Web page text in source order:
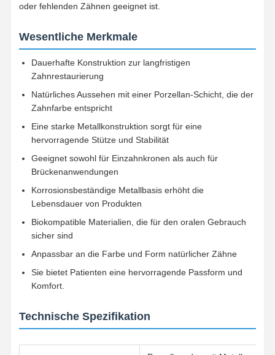
Startseite Produkte Über Uns
oder fehlenden Zähnen geeignet ist.
Wesentliche Merkmale
Dauerhafte Konstruktion zur langfristigen
Zahnrestaurierung
Natürliches Aussehen mit einer Porzellan-Schicht, die der
Zahnfarbe entspricht
Eine starke Metallkonstruktion sorgt für eine
hervorragende Stütze und Stabilität
Geeignet sowohl für Einzahnkronen als auch für
Brückenanwendungen
Korrosionsbeständige Metallbasis erhöht die
Lebensdauer von Produkten
Biokompatible Materialien, die für den oralen Gebrauch
sicher sind
Anpassbar an die Farbe und Form natürlicher Zähne
Sie bietet Patienten eine hervorragende Passform und
Komfort.
Technische Spezifikation